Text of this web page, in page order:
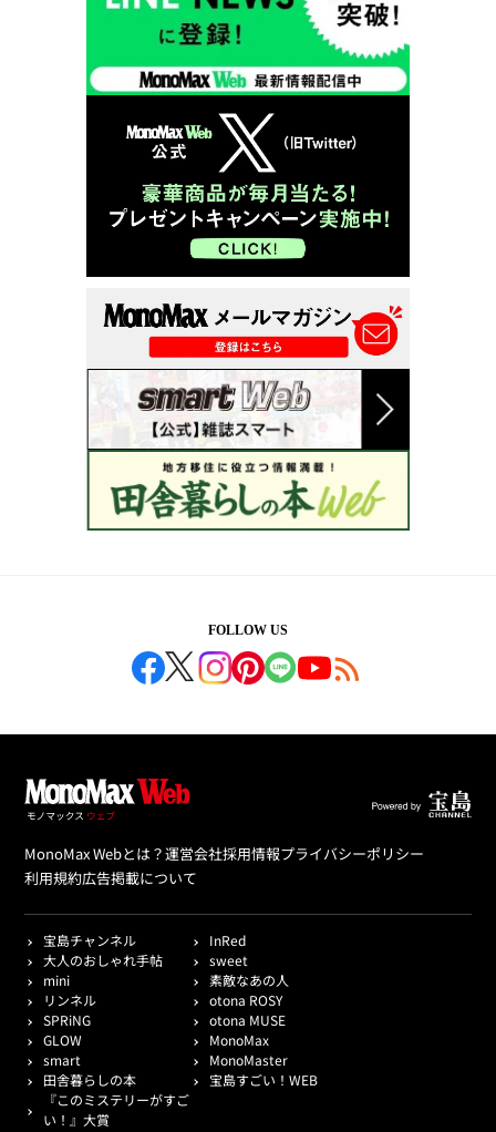
FOLLOW US
MonoMax Webとは？運営会社採用情報プライバシーポリシー
利用規約広告掲載について
宝島チャンネル
InRed
大人のおしゃれ手帖
sweet
mini
素敵なあの人
リンネル
otona ROSY
SPRiNG
otona MUSE
GLOW
MonoMax
smart
MonoMaster
田舎暮らしの本
宝島すごい！WEB
『このミステリーがすご
い！』大賞